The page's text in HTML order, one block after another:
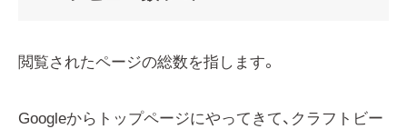
閲覧されたページの総数を指します。
Googleからトップページにやってきて、クラフトビー